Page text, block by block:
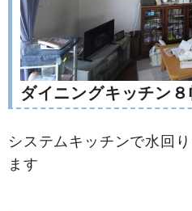
ダイニングキッチン
システムキッチンで水回
ます